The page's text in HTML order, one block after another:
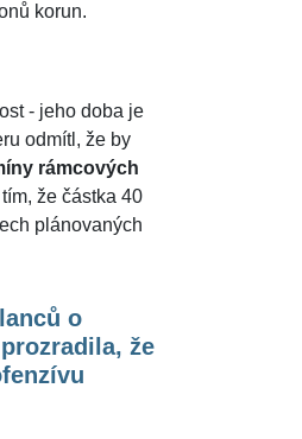
korun.
- jeho doba je
odmítl, že by
rámcových
že částka 40
plánovaných
o
že